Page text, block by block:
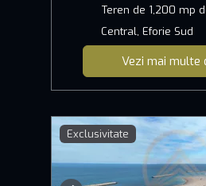
Teren de 1,200 mp
Central, Eforie Sud
Vezi mai multe
Exclusivitate